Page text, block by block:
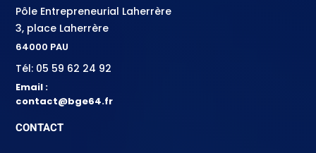
Pôle Entrepreneurial Laherrère
3, place Laherrère
64000 PAU
Tél: 05 59 62 24 92
Email :
contact@bge64.fr
CONTACT